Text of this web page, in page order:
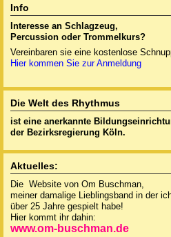
Info
Interesse an Schlagzeug,
Percussion oder Trommelkurs?
Vereinbaren sie eine kostenlose
Hier kommen Sie zur Anmeldung
Die Welt des Rhythmus
ist eine anerkannte
der Bezirksregierung Köln.
Aktuelles:
Die Website von Om Buschman,
meiner damalige Lieblingsband in der
über 25 Jahre gespielt habe!
Hier kommt ihr dahin:
www.om-buschman.de